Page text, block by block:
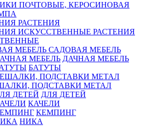
ПОЧТОВЫЕ, КЕРОСИНОВАЯ
РАСТЕНИЯ
РАСТЕНИЯ
САДОВАЯ МЕБЕЛЬ
ДАЧНАЯ МЕБЕЛЬ
БАТУТЫ
ПОДСТАВКИ МЕТАЛ
ДЛЯ ДЕТЕЙ
КАЧЕЛИ
КЕМПИНГ
НИКА